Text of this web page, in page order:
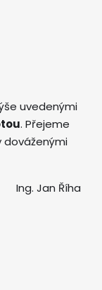
uvedenými
. Přejeme
dováženými
Ing. Jan Říha